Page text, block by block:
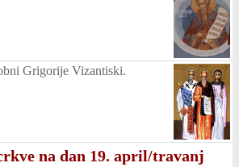
Grigorije Vizantiski.
na dan 19. april/travanj